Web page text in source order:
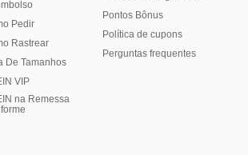
Pedir
Rastrear
De Tamanhos
VIP
na Remessa
Pontos Bônus
Política de cupons
Perguntas frequentes